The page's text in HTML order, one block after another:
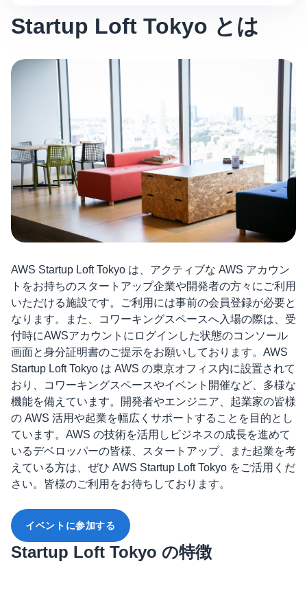
Startup Loft Tokyo とは
AWS Startup Loft Tokyo は、アクティブな AWS アカウン
トをお持ちのスタートアップ企業や開発者の方々にご利用
いただける施設です。ご利用には事前の会員登録が必要と
なります。また、コワーキングスペースへ入場の際は、受
付時にAWSアカウントにログインした状態のコンソール
画面と身分証明書のご提示をお願いしております。AWS
Startup Loft Tokyo は AWS の東京オフィス内に設置されて
おり、コワーキングスペースやイベント開催など、多様な
機能を備えています。開発者やエンジニア、起業家の皆様
の AWS 活用や起業を幅広くサポートすることを目的とし
ています。AWS の技術を活用しビジネスの成長を進めて
いるデベロッパーの皆様、スタートアップ、また起業を考
えている方は、ぜひ AWS Startup Loft Tokyo をご活用くだ
さい。皆様のご利用をお待ちしております。
イベントに参加する
Startup Loft Tokyo の特徴